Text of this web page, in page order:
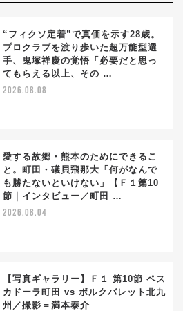
“フィクソ定着”で真価を示す28歳。
プロクラブを渡り歩いた超万能型選
手、鬼塚祥慶の覚悟「必要だと思っ
てもらえる以上、その …
2026.08.08
愛する故郷・熊本のためにできるこ
と。町田・礒貝飛那大「何がなんで
も勝たないといけない」【Ｆ１第10
節｜インタビュー／町田 …
2026.08.04
【写真ギャラリー】Ｆ１ 第10節 ペス
カドーラ町田 vs ボルクバレット北九
州／撮影＝満本泰介